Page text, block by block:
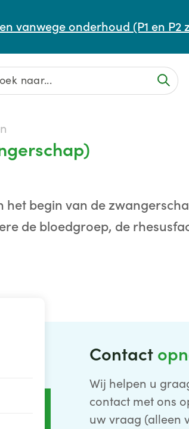
vanwege onderhoud (P1 en P2
begin van de
de bloedgroep, de
Contact
Wij helpen u
contact met ons
uw vraag (alleen